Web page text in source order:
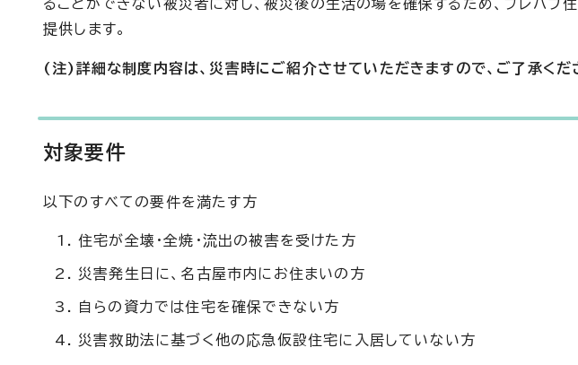
ることができない被災者に対し、被災後の生活の場を確保するため、プレハブ
提供します。
(注)詳細な制度内容は、災害時にご紹介させていただきますので、ご了承くだ
対象要件
以下のすべての要件を満たす方
住宅が全壊・全焼・流出の被害を受けた方
災害発生日に、名古屋市内にお住まいの方
自らの資力では住宅を確保できない方
災害救助法に基づく他の応急仮設住宅に入居していない方